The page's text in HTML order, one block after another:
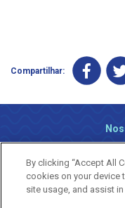
Compartilhar:
By clicking “Accept All
cookies on your device
site usage, and assist